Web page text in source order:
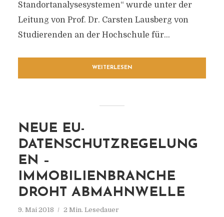
Standortanalysesystemen“ wurde unter der
Leitung von Prof. Dr. Carsten Lausberg von
Studierenden an der Hochschule für...
WEITERLESEN
NEUE EU-
DATENSCHUTZREGELUNG
EN –
IMMOBILIENBRANCHE
DROHT ABMAHNWELLE
9. Mai 2018 2 Min. Lesedauer